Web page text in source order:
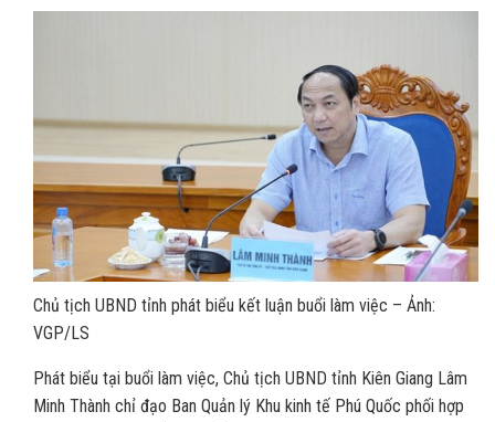
Chủ tịch UBND tỉnh phát biểu kết luận buổi làm việc – Ảnh:
VGP/LS
Phát biểu tại buổi làm việc, Chủ tịch UBND tỉnh Kiên Giang Lâm
Minh Thành chỉ đạo Ban Quản lý Khu kinh tế Phú Quốc phối hợp